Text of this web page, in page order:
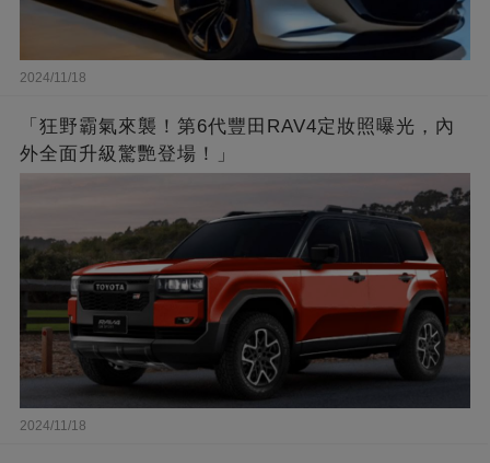
2024/11/18
「狂野霸氣來襲！第6代豐田RAV4定妝照曝光，內
外全面升級驚艷登場！」
2024/11/18